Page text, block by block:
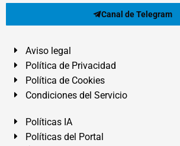
Canal de Telegram
Aviso legal
Política de Privacidad
Política de Cookies
Condiciones del Servicio
Políticas IA
Políticas del Portal